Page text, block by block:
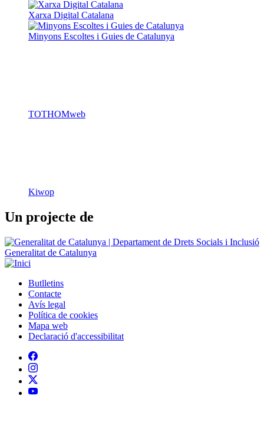
Xarxa Digital Catalana
Minyons Escoltes i Guies de Catalunya
TOTHOMweb
Kiwop
Un projecte de
Generalitat de Catalunya
Peu
Butlletins
Contacte
Avís legal
Política de cookies
Mapa web
Declaració d'accessibilitat